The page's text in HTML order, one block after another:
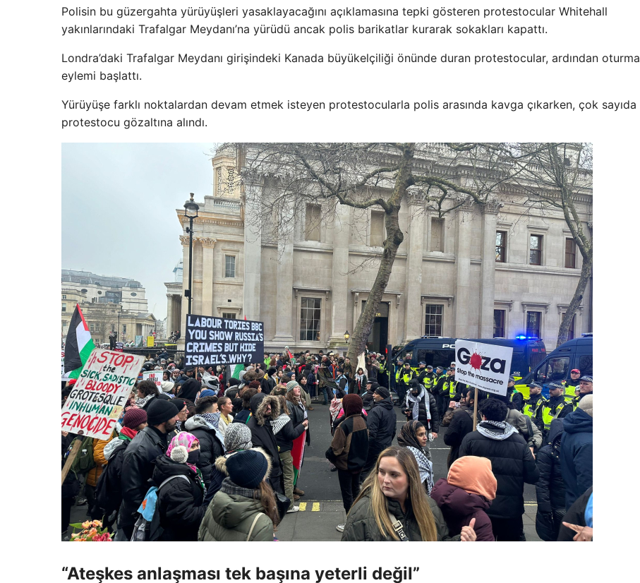
Polisin bu güzergahta yürüyüşleri yasaklayacağını açıklamasına tepki gösteren protestocular Whitehall
yakınlarındaki Trafalgar Meydanı’na yürüdü ancak polis barikatlar kurarak sokakları kapattı.
Londra’daki Trafalgar Meydanı girişindeki Kanada büyükelçiliği önünde duran protestocular, ardından oturma
eylemi başlattı.
Yürüyüşe farklı noktalardan devam etmek isteyen protestocularla polis arasında kavga çıkarken, çok sayıda
protestocu gözaltına alındı.
“Ateşkes anlaşması tek başına yeterli değil”